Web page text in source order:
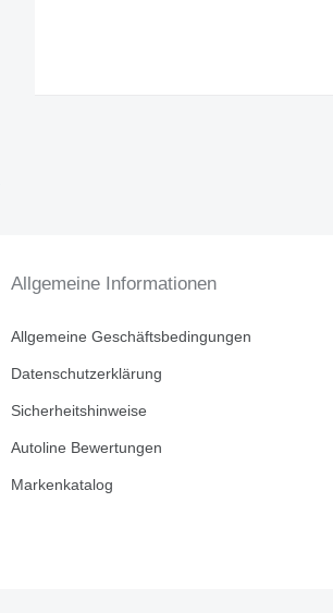
Allgemeine Informationen
Allgemeine Geschäftsbedingungen
Datenschutzerklärung
Sicherheitshinweise
Autoline Bewertungen
Markenkatalog